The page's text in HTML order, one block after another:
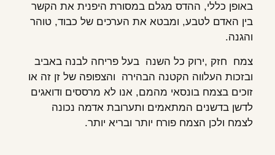
באופן כללי, ההדס מגלם במסורת היפנית את הקשר
בין האדם לטבע, ומבטא את הערכים של כבוד, טוהר
והגנה.
צמח חזק ,ירוק כל השנה בעל פריחה לבנה באביב
ובזכות העלווה הקטנה הבהירה והצפופה של זן זה או
זוכים בצמח בונסאי מהמם, אנו לא מרססים ודואגים
לדשן בדשנים המתאמים ותערובת אדמה נכונה
לצמח ולכן הצמח פורח יותר ובריא יותר.